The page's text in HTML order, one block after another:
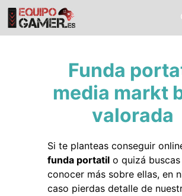
Saltar
contenido
Funda
media markt
valorada
Si te planteas conseguir
funda portatil o quizá buscas
conocer más sobre ellas, en
caso pierdas detalle de